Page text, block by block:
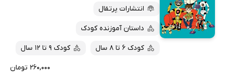
انتشارات پرتقال
داستان آموزنده کودک
کودک 6 تا 8 سال کودک 9 تا 12 سال
۲۶۰,۰۰۰ تومان